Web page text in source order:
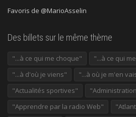
Favoris de @MarioAsselin
Des billets sur le même thème
"...à ce qui me choque"
"...à ce qui
"...à d'où je viens"
"...à où je m'en
"Actualités sportives"
"Apprendre par la radio Web"